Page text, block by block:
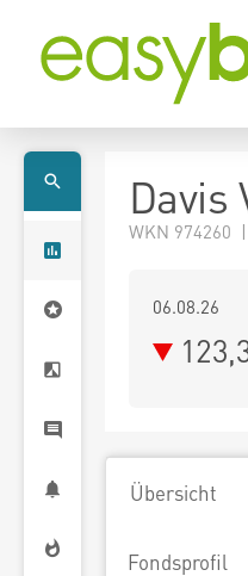
Davis
WKN 974260
06.08.26
Übersicht
Fondsprofil